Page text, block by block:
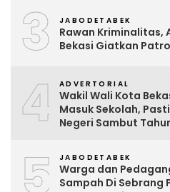
3 JABODETABEK
Rawan Kriminalitas,
Bekasi Giatkan
4 ADVERTORIAL
Wakil Wali Kota
Masuk Sekolah,
Negeri Sambut
5 JABODETABEK
Warga dan
Sampah Di Sebrang